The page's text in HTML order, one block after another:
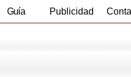
Guía Publicidad